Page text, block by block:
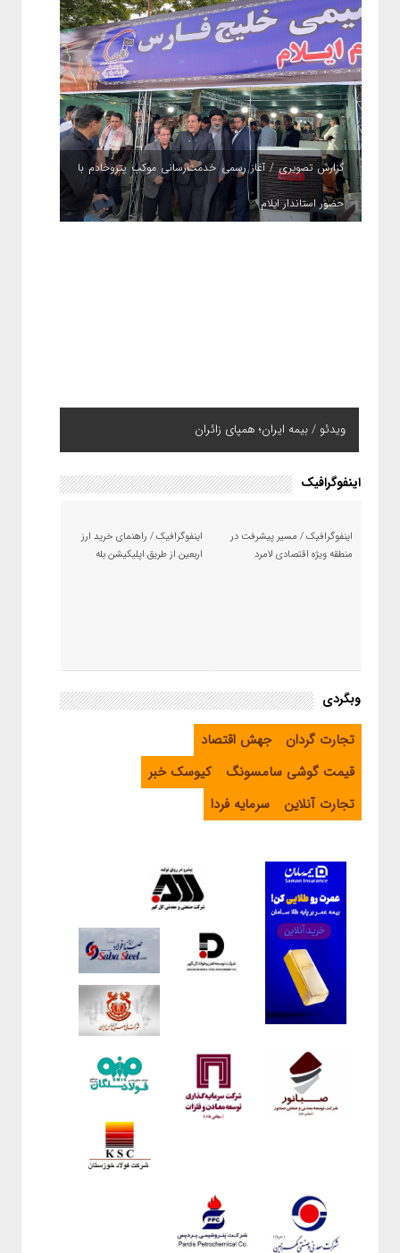
گزارش تصویری / آغاز رسمی خدمت‌رسانی موکب پتروخادم با
حضور استاندار ایلام
ویدئو / بیمه ایران؛ همپای زائران
اینفوگرافیک
اینفوگرافیک / مسیر پیشرفت در
منطقه ویژه اقتصادی لامرد
اینفوگرافیک / راهنمای خرید ارز
اربعین از طریق اپلیکیشن بله
وبگردی
تجارت گردان
جهش اقتصاد
قیمت گوشی سامسونگ
کیوسک خبر
تجارت آنلاین
سرمایه فردا